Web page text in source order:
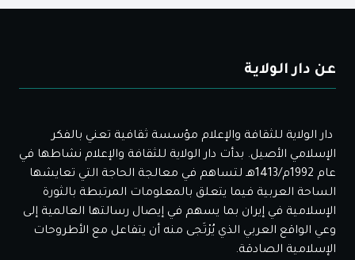
عن دار الولاية
دار الولاية للثقافة والإعلام مؤسسة ثقافية تعني بالفكر
الإسلامي الأصيل. بدأت دار الولاية للثقافة والإعلام نشاطها في
عام 1992م/1413هـ لتساهم في معالجة الحاجة التي تعايشها
الساحة العربية فيما يتعلق بالمعلومات المرتبطة بالثورة
الإسلامية في إيران بما يسهم في إيصال رسالتها العالمية إلى
وعي الواقع العربي الذي يُرْتَجى منه أن يتفاعل مع الأطروحات
الإسلامية الصادقة.